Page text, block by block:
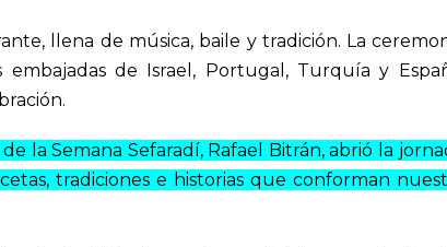
llena de música, baile y tradición. La
de
Israel, Portugal, Turquía y
la Semana Sefaradí, Rafael Bitrán, abrió la
tradiciones e historias que conforman